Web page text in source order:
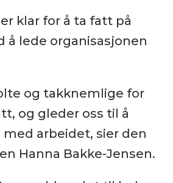
klar for å ta fatt på
å lede organisasjonen
og takknemlige for
og gleder oss til å
arbeidet, sier den
Hanna Bakke-Jensen.